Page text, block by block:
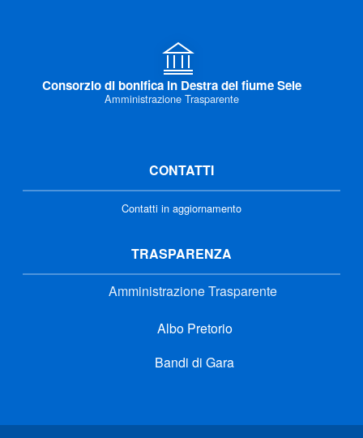
Consorzio di bonifica in Destra del fiume Sele
Amministrazione Trasparente
CONTATTI
Contatti in aggiornamento
TRASPARENZA
Amministrazione Trasparente
Albo Pretorio
Bandi di Gara